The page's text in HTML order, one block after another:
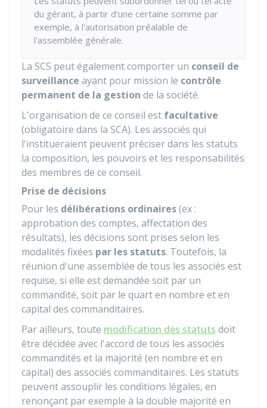
du gérant, à partir d'une certaine somme par
exemple, à l'autorisation préalable de
l'assemblée générale.
La SCS peut également comporter un conseil de
surveillance ayant pour mission le contrôle
permanent de la gestion de la société.
L'organisation de ce conseil est facultative
(obligatoire dans la SCA). Les associés qui
l'institueraient peuvent préciser dans les statuts
la composition, les pouvoirs et les responsabilités
des membres de ce conseil.
Prise de décisions
Pour les délibérations ordinaires(ex :
approbation des comptes, affectation des
résultats), les décisions sont prises selon les
modalités fixées par les statuts. Toutefois, la
réunion d'une assemblée de tous les associés est
requise, si elle est demandée soit par un
commandité, soit par le quart en nombre et en
capital des commanditaires.
Par ailleurs, toute modification des statuts doit
être décidée avec l'accord de tous les associés
commandités et la majorité (en nombre et en
capital) des associés commanditaires. Les statuts
peuvent assouplir les conditions légales, en
renonçant par exemple à la double majorité en